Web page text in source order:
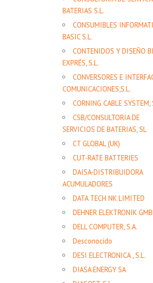
BATERIAS S.L.
CONSUMIBLES
BASIC S.L.
CONTENIDOS Y DISEÑO
EXPRÉS, S.L.
CONVERSORES E
COMUNICACIONES,S.L.
CORNING CABLE SYSTEM,
CSB/CONSULTORIA DE
SERVICIOS DE BATERIAS, SL
CT GLOBAL (UK)
CUT-RATE BATTERIES
DAISA-DISTRIBUIDORA
ACUMULADORES
DATA TECH NK LIMITED
DEHNER ELEKTRONIK
DELL COMPUTER, S.A.
Desconocido
DESI ELECTRONICA , S.L.
DIASA ENERGY SA